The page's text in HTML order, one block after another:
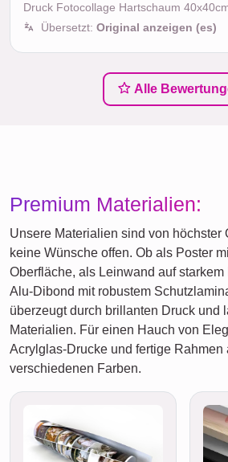
Druck Fotocollage Hartschaum
Übersetzt: Original anzeigen (es)
Alle
Premium Materialien:
Unsere Materialien sind von höchster
keine Wünsche offen. Ob als Poster
Oberfläche, als Leinwand auf
Alu-Dibond mit robustem
überzeugt durch brillanten Druck und
Materialien. Für einen Hauch von
Acrylglas-Drucke und fertige Rahmen
verschiedenen Farben.